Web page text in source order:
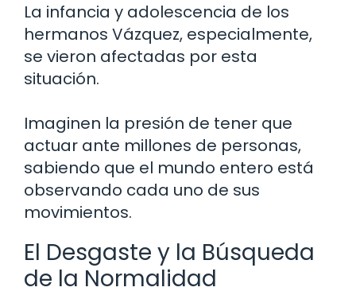
La infancia y adolescencia de los
hermanos Vázquez, especialmente,
se vieron afectadas por esta
situación.
Imaginen la presión de tener que
actuar ante millones de personas,
sabiendo que el mundo entero está
observando cada uno de sus
movimientos.
El Desgaste y la Búsqueda
de la Normalidad